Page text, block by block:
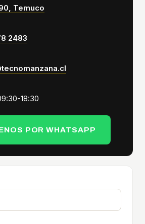
Temuco
2483
18:30
POR WHATSAPP